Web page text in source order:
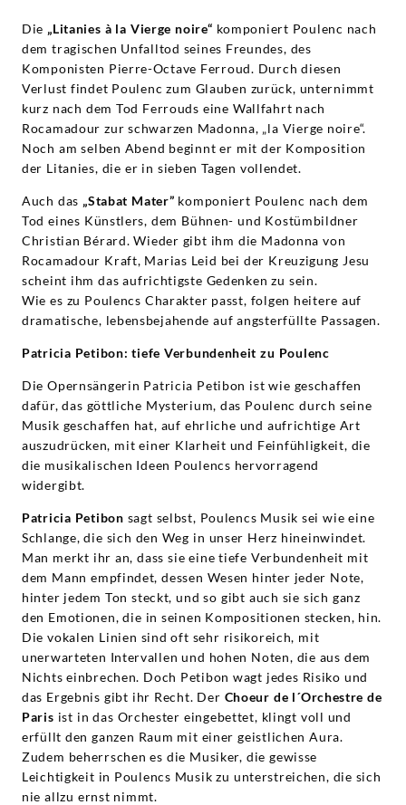
Die „Litanies à la Vierge noire“ komponiert Poulenc nach
dem tragischen Unfalltod seines Freundes, des
Komponisten Pierre-Octave Ferroud. Durch diesen
Verlust findet Poulenc zum Glauben zurück, unternimmt
kurz nach dem Tod Ferrouds eine Wallfahrt nach
Rocamadour zur schwarzen Madonna, „la Vierge noire“.
Noch am selben Abend beginnt er mit der Komposition
der Litanies, die er in sieben Tagen vollendet.
Auch das „Stabat Mater” komponiert Poulenc nach dem
Tod eines Künstlers, dem Bühnen- und Kostümbildner
Christian Bérard. Wieder gibt ihm die Madonna von
Rocamadour Kraft, Marias Leid bei der Kreuzigung Jesu
scheint ihm das aufrichtigste Gedenken zu sein.
Wie es zu Poulencs Charakter passt, folgen heitere auf
dramatische, lebensbejahende auf angsterfüllte Passagen.
Patricia Petibon: tiefe Verbundenheit zu Poulenc
Die Opernsängerin Patricia Petibon ist wie geschaffen
dafür, das göttliche Mysterium, das Poulenc durch seine
Musik geschaffen hat, auf ehrliche und aufrichtige Art
auszudrücken, mit einer Klarheit und Feinfühligkeit, die
die musikalischen Ideen Poulencs hervorragend
widergibt.
Patricia Petibon sagt selbst, Poulencs Musik sei wie eine
Schlange, die sich den Weg in unser Herz hineinwindet.
Man merkt ihr an, dass sie eine tiefe Verbundenheit mit
dem Mann empfindet, dessen Wesen hinter jeder Note,
hinter jedem Ton steckt, und so gibt auch sie sich ganz
den Emotionen, die in seinen Kompositionen stecken, hin.
Die vokalen Linien sind oft sehr risikoreich, mit
unerwarteten Intervallen und hohen Noten, die aus dem
Nichts einbrechen. Doch Petibon wagt jedes Risiko und
das Ergebnis gibt ihr Recht. Der Choeur de l´Orchestre de
Paris ist in das Orchester eingebettet, klingt voll und
erfüllt den ganzen Raum mit einer geistlichen Aura.
Zudem beherrschen es die Musiker, die gewisse
Leichtigkeit in Poulencs Musik zu unterstreichen, die sich
nie allzu ernst nimmt.